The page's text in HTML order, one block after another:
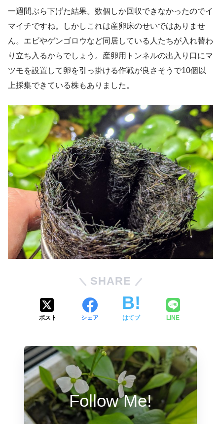
一週間ぶら下げた結果。数個しか回収できなかったのでイ
マイチですね。しかしこれは産卵床のせいではありませ
ん。エビやゲンゴロウなど同居している人たちが入れ替わ
り立ち入るからでしょう。産卵用トンネルの出入り口にマ
ツモを設置して卵を引っ掛ける作戦が良さそうで10個以
上採集できている株もありました。
SHARE
ポスト シェア はてブ LINE
Follow Me!